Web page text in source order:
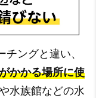
ングと違い、
かかる場所に使
水族館などの水